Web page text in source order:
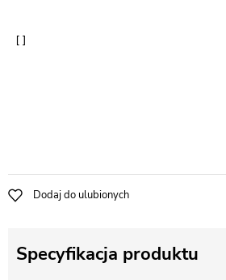
Dodaj do ulubionych
Specyfikacja produktu